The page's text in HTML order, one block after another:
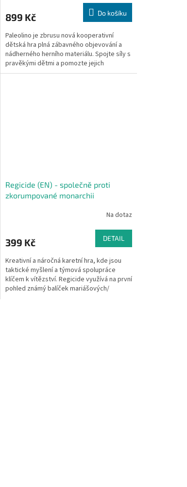
899 Kč Do košíku
Paleolino je zbrusu nová kooperativní
dětská hra plná zábavného objevování a
nádherného herního materiálu. Spojte síly s
pravěkými dětmi a pomozte jejich
kamarádovi, roztomilému...
Regicide (EN) - společně proti
zkorumpované monarchii
Na dotaz
399 Kč DETAIL
Kreativní a náročná karetní hra, kde jsou
taktické myšlení a týmová spolupráce
klíčem k vítězství. Regicide využívá na první
pohled známý balíček mariášových/